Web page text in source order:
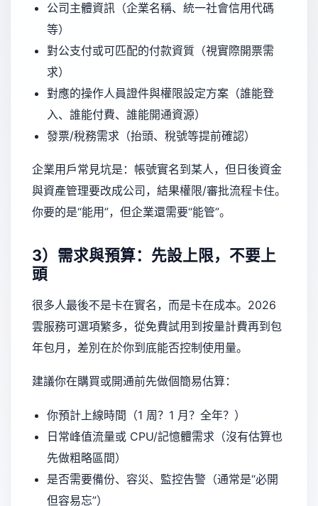
公司主體資訊（企業名稱、統一社會信用代碼
等）
對公支付或可匹配的付款資質（視實際開票需
求）
對應的操作人員證件與權限設定方案（誰能登
入、誰能付費、誰能開通資源）
發票/稅務需求（抬頭、稅號等提前確認）
企業用戶常見坑是：帳號實名到某人，但日後資金
與資產管理要改成公司，結果權限/審批流程卡住。
你要的是“能用”，但企業還需要“能管”。
3）需求與預算：先設上限，不要上
頭
很多人最後不是卡在實名，而是卡在成本。2026
雲服務可選項繁多，從免費試用到按量計費再到包
年包月，差別在於你到底能否控制使用量。
建議你在購買或開通前先做個簡易估算：
你預計上線時間（1 周？1 月？全年？）
日常峰值流量或 CPU/記憶體需求（沒有估算也
先做粗略區間）
是否需要備份、容災、監控告警（通常是“必開
但容易忘”）